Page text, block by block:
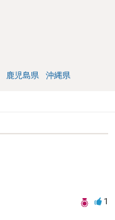
鹿児島県 沖縄県
1